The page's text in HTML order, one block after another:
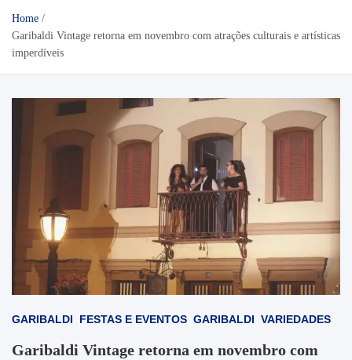
Home
Garibaldi Vintage retorna em novembro com atrações culturais e artísticas
imperdíveis
GARIBALDI FESTAS E EVENTOS GARIBALDI VARIEDADES
Garibaldi Vintage retorna em novembro com